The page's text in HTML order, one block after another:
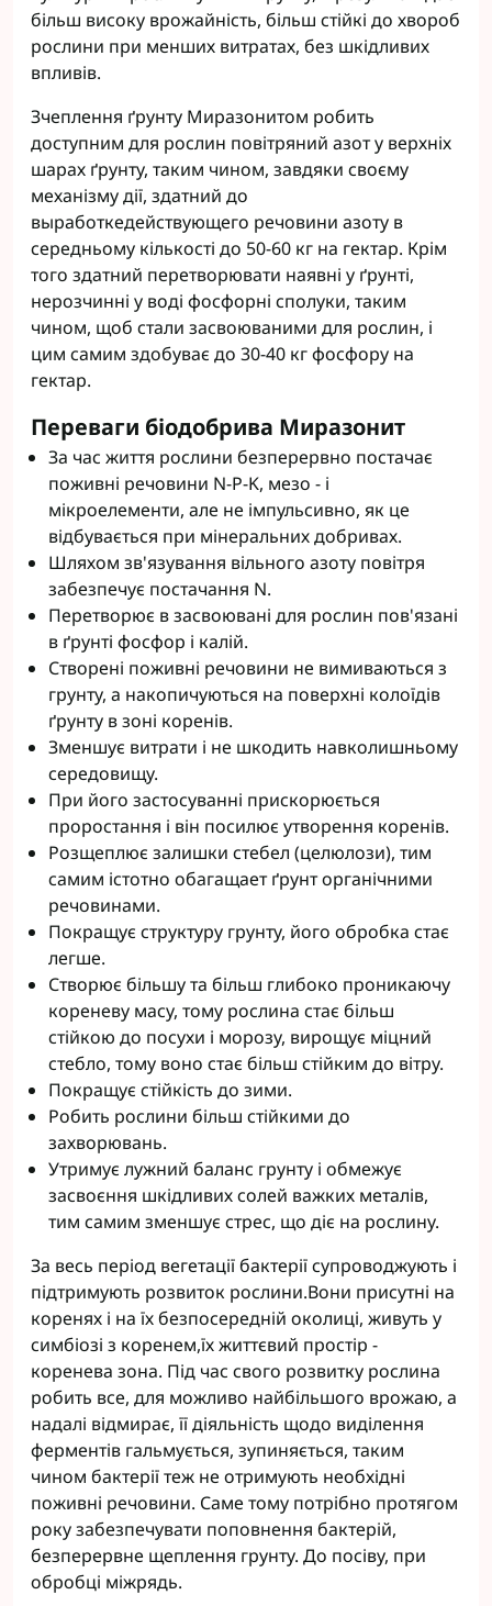
більш високу врожайність, більш стійкі до хвороб
рослини при менших витратах, без шкідливих
впливів.
Зчеплення ґрунту Миразонитом робить
доступним для рослин повітряний азот у верхніх
шарах ґрунту, таким чином, завдяки своєму
механізму дії, здатний до
выработкедействующего речовини азоту в
середньому кількості до 50-60 кг на гектар. Крім
того здатний перетворювати наявні у ґрунті,
нерозчинні у воді фосфорні сполуки, таким
чином, щоб стали засвоюваними для рослин, і
цим самим здобуває до 30-40 кг фосфору на
гектар.
Переваги біодобрива Миразонит
За час життя рослини безперервно постачає
поживні речовини N-P-K, мезо - і
мікроелементи, але не імпульсивно, як це
відбувається при мінеральних добривах.
Шляхом зв'язування вільного азоту повітря
забезпечує постачання N.
Перетворює в засвоювані для рослин пов'язані
в ґрунті фосфор і калій.
Створені поживні речовини не вимиваються з
грунту, а накопичуються на поверхні колоїдів
ґрунту в зоні коренів.
Зменшує витрати і не шкодить навколишньому
середовищу.
При його застосуванні прискорюється
проростання і він посилює утворення коренів.
Розщеплює залишки стебел (целюлози), тим
самим істотно обагащает ґрунт органічними
речовинами.
Покращує структуру грунту, його обробка стає
легше.
Створює більшу та більш глибоко проникаючу
кореневу масу, тому рослина стає більш
стійкою до посухи і морозу, вирощує міцний
стебло, тому воно стає більш стійким до вітру.
Покращує стійкість до зими.
Робить рослини більш стійкими до
захворювань.
Утримує лужний баланс грунту і обмежує
засвоєння шкідливих солей важких металів,
тим самим зменшує стрес, що діє на рослину.
За весь період вегетації бактерії супроводжують і
підтримують розвиток рослини.Вони присутні на
коренях і на їх безпосередній околиці, живуть у
симбіозі з коренем,їх життєвий простір -
коренева зона. Під час свого розвитку рослина
робить все, для можливо найбільшого врожаю, а
надалі відмирає, її діяльність щодо виділення
ферментів гальмується, зупиняється, таким
чином бактерії теж не отримують необхідні
поживні речовини. Саме тому потрібно протягом
року забезпечувати поповнення бактерій,
безперервне щеплення грунту. До посіву, при
обробці міжрядь.